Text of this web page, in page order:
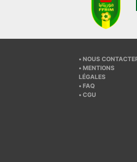
NOUS CONTACTER
MENTIONS
LÉGALES
FAQ